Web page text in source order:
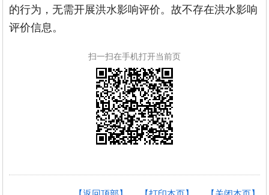
的行为，无需开展洪水影响评价。故不存在洪水影响
评价信息。
扫一扫在手机打开当前页